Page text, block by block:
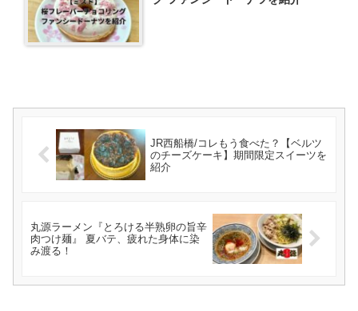
JR西船橋/コレもう食べた？【ベルツ
のチーズケーキ】期間限定スイーツを
紹介
丸源ラーメン『とろける半熟卵の旨辛
肉つけ麺』 夏バテ、疲れた身体に染
み渡る！